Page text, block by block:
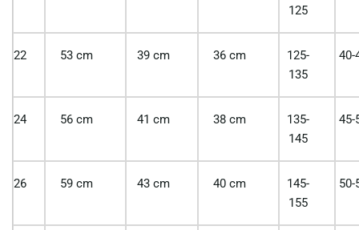
125
22 53 cm 39 cm 36 cm
125-
135
40-
24 56 cm 41 cm 38 cm
135-
145
45-
26 59 cm 43 cm 40 cm
145-
155
50-